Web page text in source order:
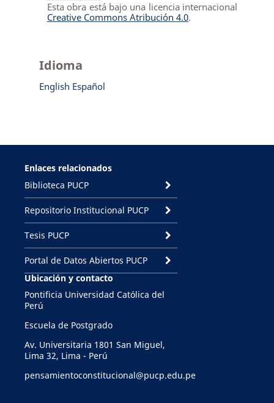
Esta obra está bajo una licencia internacional
Creative Commons Atribución 4.0.
Idioma
English Español
Enlaces relacionados
Biblioteca PUCP
Repositorio Institucional PUCP
Tesis PUCP
Portal de Datos Abiertos PUCP
Ubicación y contacto
Pontificia Universidad Católica del
Perú
Escuela de Postgrado
Av. Universitaria 1801 San Miguel,
Lima 32, Lima - Perú
pensamientoconstitucional@pucp.edu.pe